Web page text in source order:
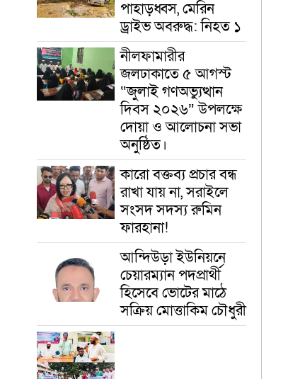
পাহাড়ধ্বস, মেরিন
ড্রাইভ অবরুদ্ধ: নিহত ১
নীলফামারীর
জলঢাকাতে ৫ আগস্ট
“জুলাই গণঅভ্যুত্থান
দিবস ২০২৬” উপলক্ষে
দোয়া ও আলোচনা সভা
অনুষ্ঠিত।
‎কারো বক্তব্য প্রচার বন্ধ
রাখা যায় না, সরাইলে
সংসদ সদস্য রুমিন
ফারহানা!
আন্দিউড়া ইউনিয়নে
চেয়ারম্যান পদপ্রার্থী
হিসেবে ভোটের মাঠে
সক্রিয় মোত্তাকিম চৌধুরী